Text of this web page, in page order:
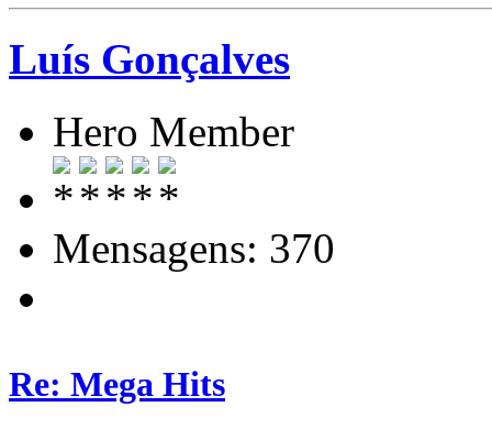
Luís Gonçalves
Hero Member
Mensagens: 370
Re: Mega Hits